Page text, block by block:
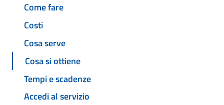
Come fare
Costi
Cosa serve
Cosa si ottiene
Tempi e scadenze
Accedi al servizio